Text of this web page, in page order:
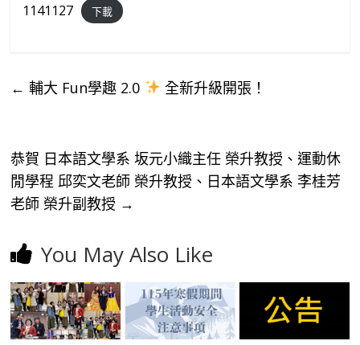
1141127
下載
← 輔大 Fun學趣 2.0 全新升級開張！
恭賀 日本語文學系 坂元小織主任 榮升教授、運動休
閒學程 邱奕文老師 榮升教授、日本語文學系 李桂芳
老師 榮升副教授 →
You May Also Like